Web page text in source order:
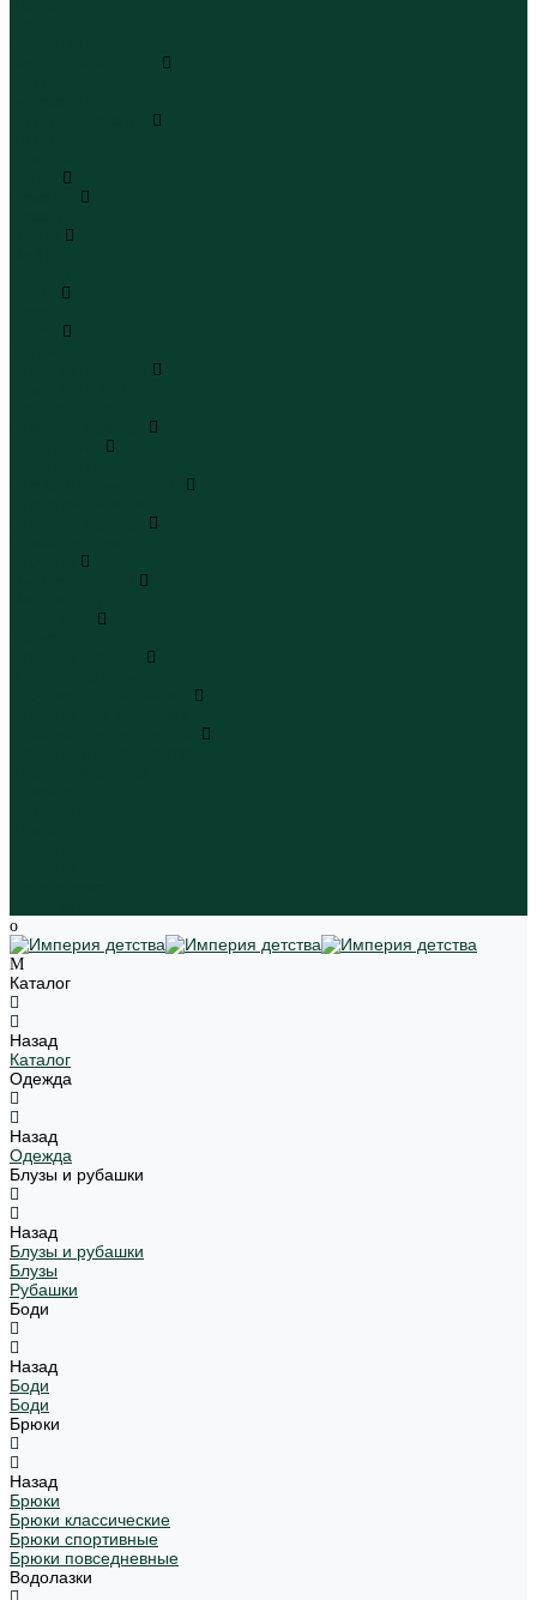
Каталог
Назад
Каталог
Одежда
Назад
Одежда
Блузы и рубашки
Назад
Блузы и рубашки
Блузы
Рубашки
Боди
Назад
Боди
Боди
Брюки
Назад
Брюки
Брюки классические
Брюки спортивные
Брюки повседневные
Водолазки